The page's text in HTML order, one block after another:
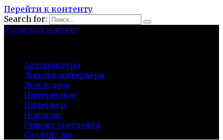
Перейти к контенту
Search for:
Рукастый мастер
Архитектура
Дизайн интерьера
Дом и дача
Интересное
Интерьер
Новости
Ремонт и отделка
Сделай сам